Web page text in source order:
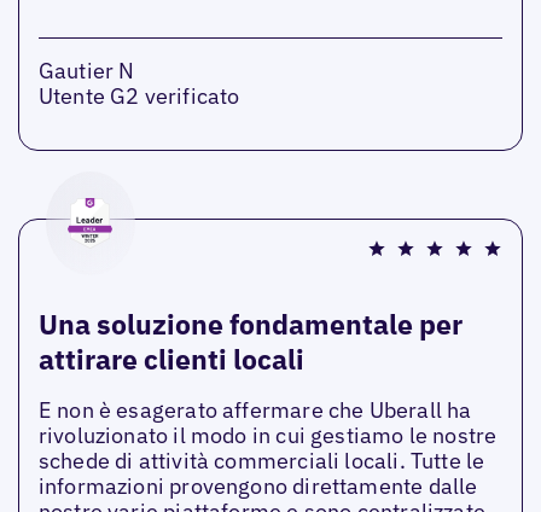
Gautier N
Utente G2 verificato
Una soluzione fondamentale per
attirare clienti locali
E non è esagerato affermare che Uberall ha
rivoluzionato il modo in cui gestiamo le nostre
schede di attività commerciali locali. Tutte le
informazioni provengono direttamente dalle